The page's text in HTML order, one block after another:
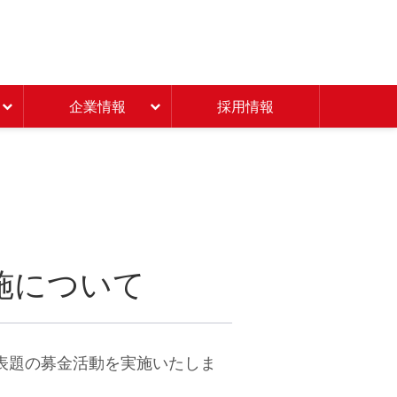
企業情報 採用情報
について
の募金活動を実施いたしま